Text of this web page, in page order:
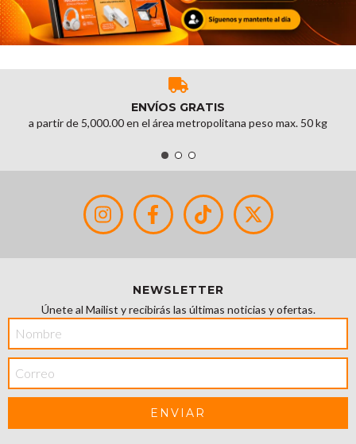
ENVÍOS GRATIS
a partir de 5,000.00 en el área metropolitana peso max. 50 kg
NEWSLETTER
Únete al Mailist y recibirás las últimas noticias y ofertas.